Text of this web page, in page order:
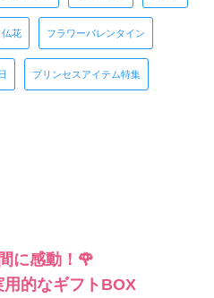
仏花 フラワーバレンタイン
プリンセスアイテム特集
に感動！🌹
的なギフトBOX